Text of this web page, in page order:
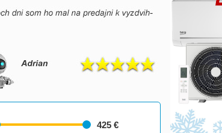
425 €